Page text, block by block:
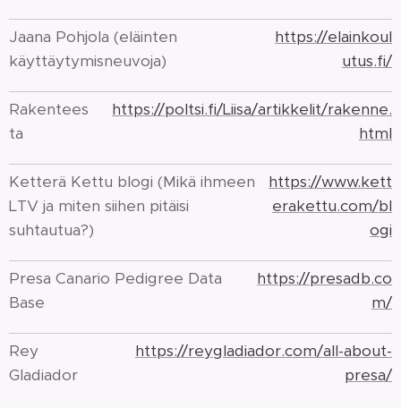
Jaana Pohjola (eläinten
käyttäytymisneuvoja)
https://elainkoul
utus.fi/
Rakentees
ta
https://poltsi.fi/Liisa/artikkelit/rakenne.
html
Ketterä Kettu blogi (Mikä ihmeen
LTV ja miten siihen pitäisi
suhtautua?)
https://www.kett
erakettu.com/bl
ogi
Presa Canario Pedigree Data
Base
https://presadb.co
m/
Rey
Gladiador
https://reygladiador.com/all-about-
presa/